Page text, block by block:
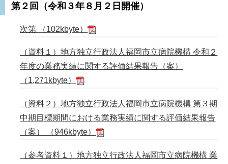
第２回（令和３年８月２日開催）
次第 （102kbyte）
（資料１）地方独立行政法人福岡市立病院機構 令和２
年度の業務実績に関する評価結果報告（案）
（1,271kbyte）
（資料２）地方独立行政法人福岡市立病院機構 第３期
中期目標期間における業務実績に関する評価結果報告
（案） （946kbyte）
（参考資料１）地方独立行政法人福岡市立病院機構 業